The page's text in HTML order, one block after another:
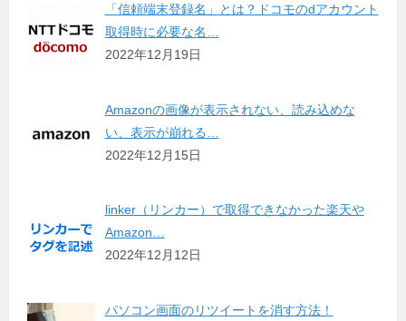
「信頼端末登録名」とは？ドコモのdアカウント
取得時に必要な名…
2022年12月19日
Amazonの画像が表示されない、読み込めな
い、表示が崩れる…
2022年12月15日
linker（リンカー）で取得できなかった楽天や
Amazon…
2022年12月12日
パソコン画面のリツイートを消す方法！